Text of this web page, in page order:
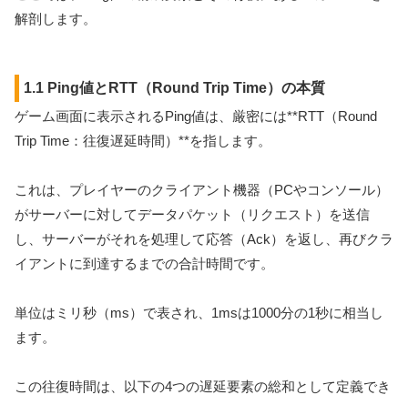
解剖します。
1.1 Ping値とRTT（Round Trip Time）の本質
ゲーム画面に表示されるPing値は、厳密には**RTT（Round
Trip Time：往復遅延時間）**を指します。
これは、プレイヤーのクライアント機器（PCやコンソール）
がサーバーに対してデータパケット（リクエスト）を送信
し、サーバーがそれを処理して応答（Ack）を返し、再びクラ
イアントに到達するまでの合計時間です。
単位はミリ秒（ms）で表され、1msは1000分の1秒に相当し
ます。
この往復時間は、以下の4つの遅延要素の総和として定義でき